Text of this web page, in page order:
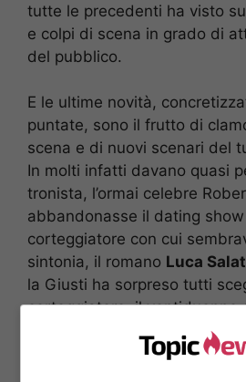
tutte le precedenti ha visto
e colpi di scena in grado di
del pubblico.
E le ultime novità,
puntate, sono il frutto di
scena e di nuovi scenari del
In molti infatti davano quasi
tronista, l’ormai celebre
abbandonasse il dating
corteggiatore con cui
sintonia, il romano Luca
la Giusti ha sorpreso tutti
corteggiatore, il ventiduenne